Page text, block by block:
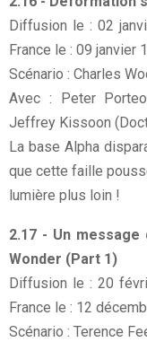
Diffusion le : 02
France le : 09 janvier
Scénario : Charles
Avec : Peter
Jeffrey Kissoon
La base Alpha
que cette faille
lumière plus loin !
2.17 - Un
Wonder (Part 1)
Diffusion le : 20
France le : 12
Scénario : Terence